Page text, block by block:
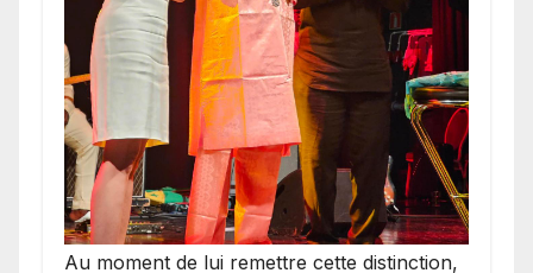
​Au moment de lui remettre cette distinction,